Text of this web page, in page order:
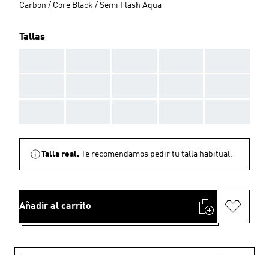
Carbon / Core Black / Semi Flash Aqua
Tallas
Talla real. Te recomendamos pedir tu talla habitual.
Añadir al carrito